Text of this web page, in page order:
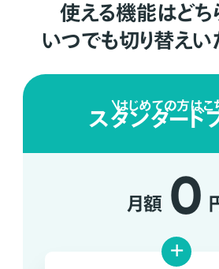
使える機能はどち
いつでも切り替えい
はじめての方はこ
スタンダード
月額 0
+